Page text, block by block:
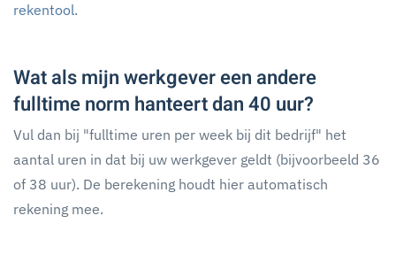
rekentool.
Wat als mijn werkgever een andere
fulltime norm hanteert dan 40 uur?
Vul dan bij "fulltime uren per week bij dit bedrijf" het
aantal uren in dat bij uw werkgever geldt (bijvoorbeeld 36
of 38 uur). De berekening houdt hier automatisch
rekening mee.